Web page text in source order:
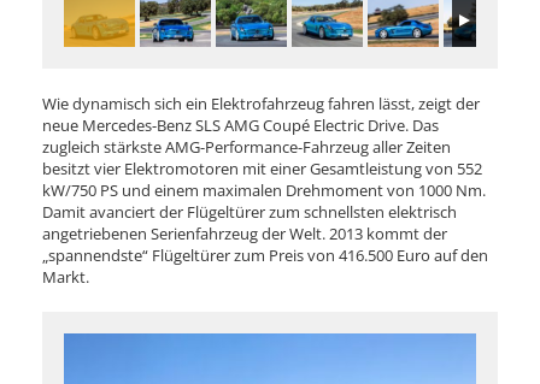
Wie dynamisch sich ein Elektrofahrzeug fahren lässt, zeigt der
neue Mercedes-Benz SLS AMG Coupé Electric Drive. Das
zugleich stärkste AMG-Performance-Fahrzeug aller Zeiten
besitzt vier Elektromotoren mit einer Gesamtleistung von 552
kW/750 PS und einem maximalen Drehmoment von 1000 Nm.
Damit avanciert der Flügeltürer zum schnellsten elektrisch
angetriebenen Serienfahrzeug der Welt. 2013 kommt der
„spannendste“ Flügeltürer zum Preis von 416.500 Euro auf den
Markt.